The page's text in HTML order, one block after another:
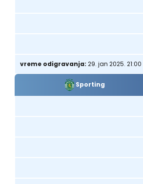
vreme odigravanja: 29. jan 2025. 21:00
Sporting